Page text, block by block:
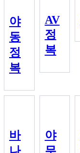
야
동
정
복
AV
정
복
바
나
야
무